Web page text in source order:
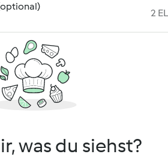
2 EL
was du siehst?